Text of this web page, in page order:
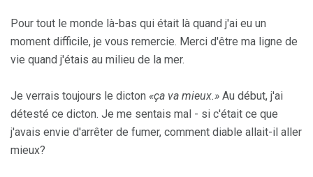
Pour tout le monde là-bas qui était là quand j'ai eu un
moment difficile, je vous remercie. Merci d'être ma ligne de
vie quand j'étais au milieu de la mer.
Je verrais toujours le dicton «ça va mieux.» Au début, j'ai
détesté ce dicton. Je me sentais mal - si c'était ce que
j'avais envie d'arrêter de fumer, comment diable allait-il aller
mieux?